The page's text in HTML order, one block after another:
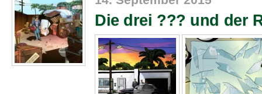
Die drei ??? und der